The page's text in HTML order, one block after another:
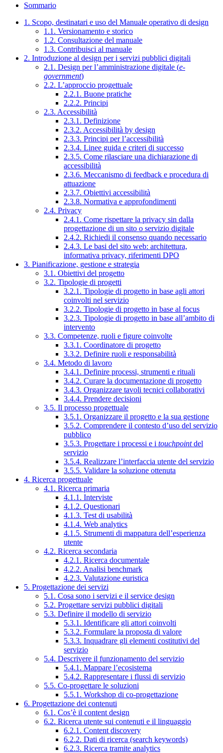
Sommario
1. Scopo, destinatari e uso del Manuale operativo di design
1.1. Versionamento e storico
1.2. Consultazione del manuale
1.3. Contribuisci al manuale
2. Introduzione al design per i servizi pubblici digitali
2.1. Design per l’amministrazione digitale (e-
government)
2.2. L’approccio progettuale
2.2.1. Buone pratiche
2.2.2. Principi
2.3. Accessibilità
2.3.1. Definizione
2.3.2. Accessibilità by design
2.3.3. Principi per l’accessibilità
2.3.4. Linee guida e criteri di successo
2.3.5. Come rilasciare una dichiarazione di
accessibilità
2.3.6. Meccanismo di feedback e procedura di
attuazione
2.3.7. Obiettivi accessibilità
2.3.8. Normativa e approfondimenti
2.4. Privacy
2.4.1. Come rispettare la privacy sin dalla
progettazione di un sito o servizio digitale
2.4.2. Richiedi il consenso quando necessario
2.4.3. Le basi del sito web: architettura,
informativa privacy, riferimenti DPO
3. Pianificazione, gestione e strategia
3.1. Obiettivi del progetto
3.2. Tipologie di progetti
3.2.1. Tipologie di progetto in base agli attori
coinvolti nel servizio
3.2.2. Tipologie di progetto in base al focus
3.2.3. Tipologie di progetto in base all’ambito di
intervento
3.3. Competenze, ruoli e figure coinvolte
3.3.1. Coordinatore di progetto
3.3.2. Definire ruoli e responsabilità
3.4. Metodo di lavoro
3.4.1. Definire processi, strumenti e rituali
3.4.2. Curare la documentazione di progetto
3.4.3. Organizzare tavoli tecnici collaborativi
3.4.4. Prendere decisioni
3.5. Il processo progettuale
3.5.1. Organizzare il progetto e la sua gestione
3.5.2. Comprendere il contesto d’uso del servizio
pubblico
3.5.3. Progettare i processi e i touchpointdel
servizio
3.5.4. Realizzare l’interfaccia utente del servizio
3.5.5. Validare la soluzione ottenuta
4. Ricerca progettuale
4.1. Ricerca primaria
4.1.1. Interviste
4.1.2. Questionari
4.1.3. Test di usabilità
4.1.4. Web analytics
4.1.5. Strumenti di mappatura dell’esperienza
utente
4.2. Ricerca secondaria
4.2.1. Ricerca documentale
4.2.2. Analisi benchmark
4.2.3. Valutazione euristica
5. Progettazione dei servizi
5.1. Cosa sono i servizi e il service design
5.2. Progettare servizi pubblici digitali
5.3. Definire il modello di servizio
5.3.1. Identificare gli attori coinvolti
5.3.2. Formulare la proposta di valore
5.3.3. Inquadrare gli elementi costitutivi del
servizio
5.4. Descrivere il funzionamento del servizio
5.4.1. Mappare l’ecosistema
5.4.2. Rappresentare i flussi di servizio
5.5. Co-progettare le soluzioni
5.5.1. Workshop di co-progettazione
6. Progettazione dei contenuti
6.1. Cos’è il content design
6.2. Ricerca utente sui contenuti e il linguaggio
6.2.1. Content discovery
6.2.2. Dati di ricerca (search keywords)
6.2.3. Ricerca tramite analytics